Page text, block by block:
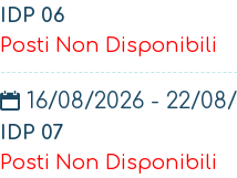
IDP 06
Posti Non Disponibili
16/08/2026 - 22/
IDP 07
Posti Non Disponibili